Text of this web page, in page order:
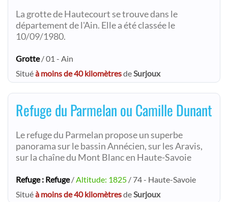
La grotte de Hautecourt se trouve dans le
département de l'Ain. Elle a été classée le
10/09/1980.
Grotte/ 01 - Ain
Situéà moins de 40 kilomètresde Surjoux
Refuge du Parmelan ou Camille Dunant
Le refuge du Parmelan propose un superbe
panorama sur le bassin Annécien, sur les Aravis,
sur la chaîne du Mont Blanc en Haute-Savoie
Refuge : Refuge/ Altitude: 1825 / 74 - Haute-Savoie
Situéà moins de 40 kilomètresde Surjoux